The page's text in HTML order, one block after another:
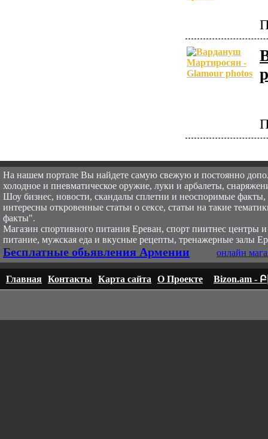
На нашем портале Вы найдете самую свежую и постоянно
холодное и пневматическое оружие, луки и арбалеты,
Шоу бизнес, новости, скандалы сплетни и неоспоримые факты,
интересны откровенные статьи о сексе, статьи на такие
факты".
Магазин спортивного питания Ереван, спорт пиитнес центры
питание, мужская еда и вкусные рецепты, тренажерные залы
Бесплатные обьявления Армении онлайн
Главная Контакты Карта сайта О Проекте Bizon.am -